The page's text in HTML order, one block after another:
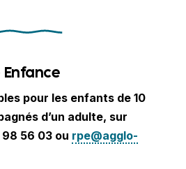
Enfance
pour les enfants de 10
d’un adulte, sur
56 03 ou rpe@agglo-